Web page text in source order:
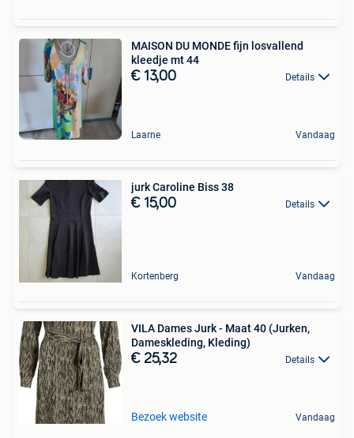
MAISON DU MONDE fijn losvallend
kleedje mt 44
€ 13,00 Details
Laarne Vandaag
jurk Caroline Biss 38
€ 15,00 Details
Kortenberg Vandaag
VILA Dames Jurk - Maat 40 (Jurken,
Dameskleding, Kleding)
€ 25,32 Details
Bezoek website Vandaag